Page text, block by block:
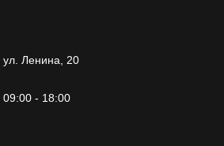
ул. Ленина, 20
09:00 - 18:00